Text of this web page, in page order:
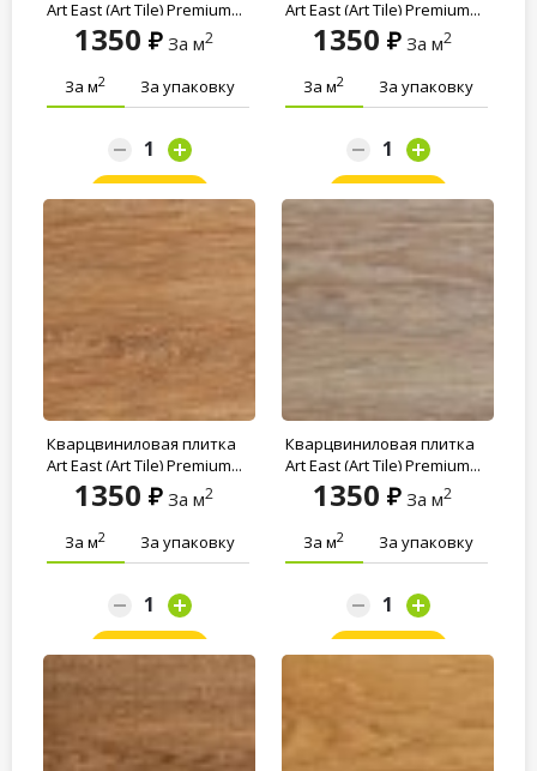
Art East (Art Tile) Premium...
1350 За м2
За м2 За упаковку
Art East (Art Tile) Premium...
1350 За м2
За м2 За упаковку
Кварцвиниловая плитка
Art East (Art Tile) Premium...
1350 За м2
За м2 За упаковку
Кварцвиниловая плитка
Art East (Art Tile) Premium...
1350 За м2
За м2 За упаковку